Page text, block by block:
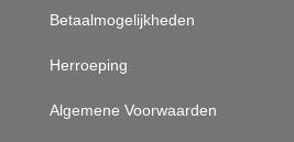
Betaalmogelijkheden
Herroeping
Algemene Voorwaarden